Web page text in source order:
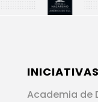
INICIATIVAS
Academia de